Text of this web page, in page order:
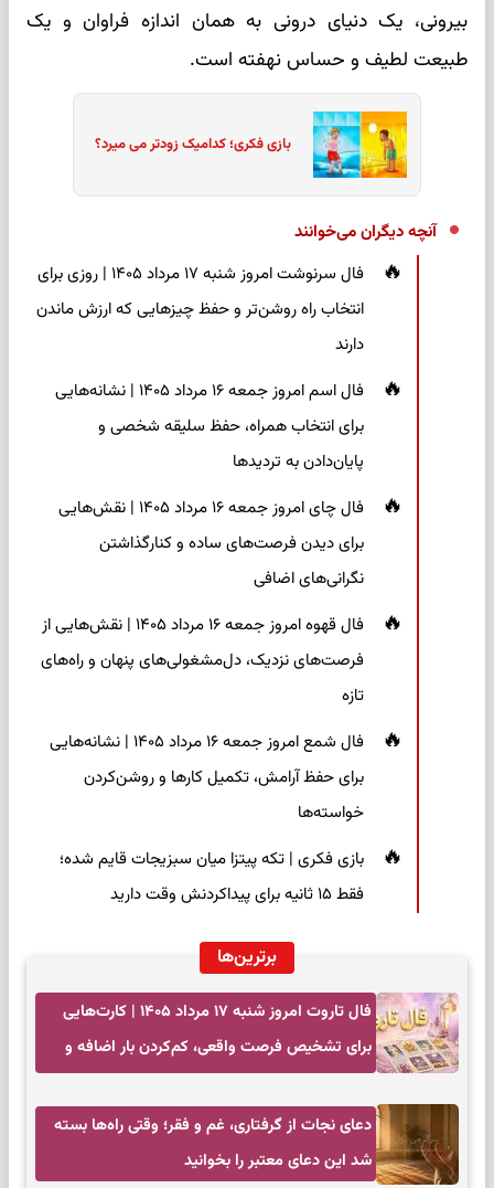
بیرونی، یک دنیای درونی به همان اندازه فراوان و یک
طبیعت لطیف و حساس نهفته است.
بازی فکری؛ کدامیک زودتر می میرد؟
آنچه دیگران می‌خوانند
فال سرنوشت امروز شنبه ۱۷ مرداد ۱۴۰۵ | روزی برای
انتخاب راه روشن‌تر و حفظ چیزهایی که ارزش ماندن
دارند
فال اسم امروز جمعه ۱۶ مرداد ۱۴۰۵ | نشانه‌هایی
برای انتخاب همراه، حفظ سلیقه شخصی و
پایان‌دادن به تردیدها
فال چای امروز جمعه ۱۶ مرداد ۱۴۰۵ | نقش‌هایی
برای دیدن فرصت‌های ساده و کنارگذاشتن
نگرانی‌های اضافی
فال قهوه امروز جمعه ۱۶ مرداد ۱۴۰۵ | نقش‌هایی از
فرصت‌های نزدیک، دل‌مشغولی‌های پنهان و راه‌های
تازه
فال شمع امروز جمعه ۱۶ مرداد ۱۴۰۵ | نشانه‌هایی
برای حفظ آرامش، تکمیل کارها و روشن‌کردن
خواسته‌ها
بازی فکری | تکه پیتزا میان سبزیجات قایم شده؛
فقط ۱۵ ثانیه برای پیداکردنش وقت دارید
برترین‌ها
فال تاروت امروز شنبه ۱۷ مرداد ۱۴۰۵ | کارت‌هایی
برای تشخیص فرصت واقعی، کم‌کردن بار اضافه و
دعای نجات از گرفتاری، غم و فقر؛ وقتی راه‌ها بسته
شد این دعای معتبر را بخوانید